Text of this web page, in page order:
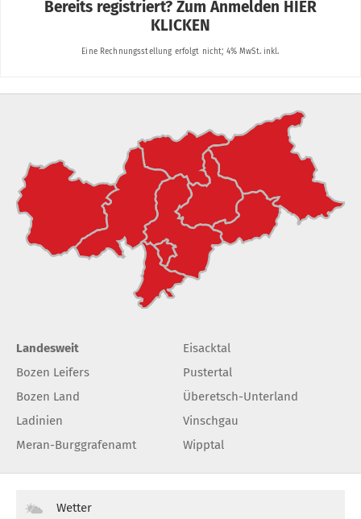
Landesweit
Bozen Leifers
Bozen Land
Ladinien
Meran-Burggrafenamt
Eisacktal
Pustertal
Überetsch-Unterland
Vinschgau
Wipptal
Wetter